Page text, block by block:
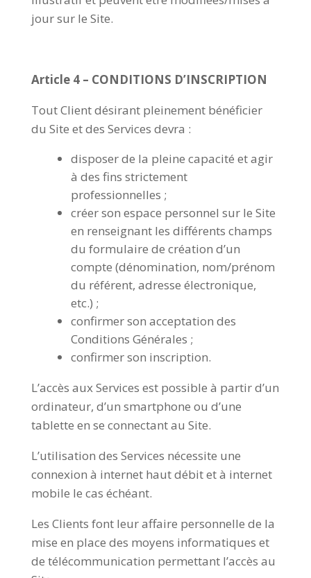
jour sur le Site.
Article 4 – CONDITIONS D’INSCRIPTION
Tout Client désirant pleinement bénéficier
du Site et des Services devra :
disposer de la pleine capacité et agir
à des fins strictement
professionnelles ;
créer son espace personnel sur le Site
en renseignant les différents champs
du formulaire de création d’un
compte (dénomination, nom/prénom
du référent, adresse électronique,
etc.) ;
confirmer son acceptation des
Conditions Générales ;
confirmer son inscription.
L’accès aux Services est possible à partir d’un
ordinateur, d’un smartphone ou d’une
tablette en se connectant au Site.
L’utilisation des Services nécessite une
connexion à internet haut débit et à internet
mobile le cas échéant.
Les Clients font leur affaire personnelle de la
mise en place des moyens informatiques et
de télécommunication permettant l’accès au